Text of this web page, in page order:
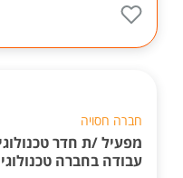
חברה חסויה
מפעיל /ת חדר
עבודה בחברה טכנולוגית,